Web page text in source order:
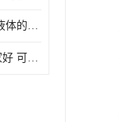
箱式内浮盘 能够保持液体的密闭状态 适用于多种液体储存和运输
安顺全接液内浮盘哪家好 可以自动上下浮动 密封性能好